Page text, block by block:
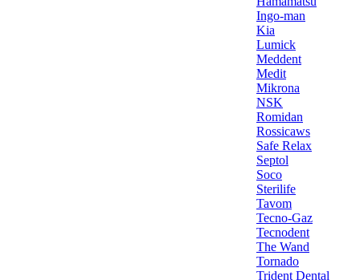
Ingo-man
Kia
Lumick
Meddent
Medit
Mikrona
NSK
Romidan
Rossicaws
Safe Relax
Septol
Soco
Sterilife
Tavom
Tecno-Gaz
Tecnodent
The Wand
Tornado
Trident Dental